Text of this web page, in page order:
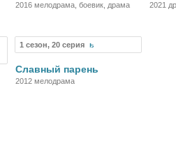
2016 мелодрама, боевик, драма 2021
1 сезон, 20 серия Сериал
Славный парень
2012 мелодрама